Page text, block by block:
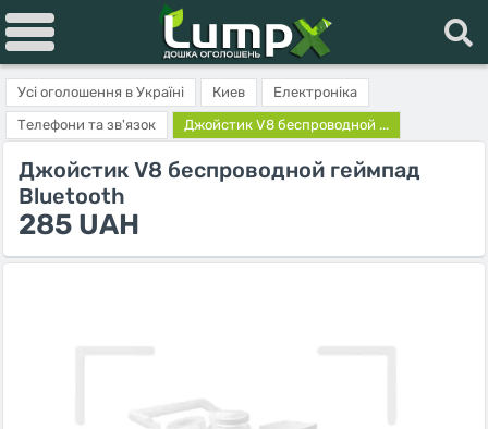
Усі оголошення в Україні Киев
Електроніка
Телефони та зв'язок
Джойстик V8 беспроводной ...
Джойстик V8 беспроводной геймпад
Bluetooth
285 UAH